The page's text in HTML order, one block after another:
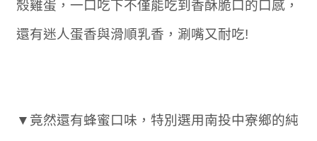
殼雞蛋，一口吃下不僅能吃到香酥脆口的口感，
還有迷人蛋香與滑順乳香，涮嘴又耐吃!
▼竟然還有蜂蜜口味，特別選用南投中寮鄉的純